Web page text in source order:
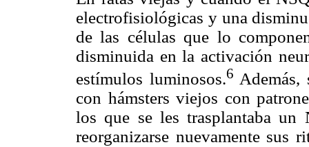
electrofisiológicas y una
de las células que lo
disminuida en la activación
estímulos luminosos.6 Además,
con hámsters viejos con
los que se les trasplantaba un
reorganizarse nuevamente sus